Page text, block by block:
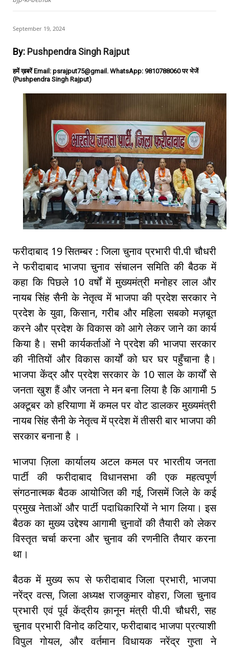
September 19, 2024
By: Pushpendra Singh Rajput
हमें ख़बरें Email: psrajput75@gmail. WhatsApp: 9810788060 पर भेजें
(Pushpendra Singh Rajput)
फरीदाबाद 19 सितम्बर : जिला चुनाव प्रभारी पी.पी चौधरी
ने फरीदाबाद भाजपा चुनाव संचालन समिति की बैठक में
कहा कि पिछले 10 वर्षों में मुख्यमंत्री मनोहर लाल और
नायब सिंह सैनी के नेतृत्व में भाजपा की प्रदेश सरकार ने
प्रदेश के युवा, किसान, गरीब और महिला सबको मज़बूत
करने और प्रदेश के विकास को आगे लेकर जाने का कार्य
किया है। सभी कार्यकर्ताओं ने प्रदेश की भाजपा सरकार
की नीतियों और विकास कार्यों को घर घर पहुँचाना है।
भाजपा केंद्र और प्रदेश सरकार के 10 साल के कार्यों से
जनता खुश हैं और जनता ने मन बना लिया है कि आगामी 5
अक्टूबर को हरियाणा में कमल पर वोट डालकर मुख्यमंत्री
नायब सिंह सैनी के नेतृत्व में प्रदेश में तीसरी बार भाजपा की
सरकार बनाना है ।
भाजपा ज़िला कार्यालय अटल कमल पर भारतीय जनता
पार्टी की फरीदाबाद विधानसभा की एक महत्वपूर्ण
संगठनात्मक बैठक आयोजित की गई, जिसमें जिले के कई
प्रमुख नेताओं और पार्टी पदाधिकारियों ने भाग लिया। इस
बैठक का मुख्य उद्देश्य आगामी चुनावों की तैयारी को लेकर
विस्तृत चर्चा करना और चुनाव की रणनीति तैयार करना
था।
बैठक में मुख्य रूप से फरीदाबाद जिला प्रभारी, भाजपा
नरेंद्र वत्स, जिला अध्यक्ष राजकुमार वोहरा, जिला चुनाव
प्रभारी एवं पूर्व केंद्रीय क़ानून मंत्री पी.पी चौधरी, सह
चुनाव प्रभारी विनोद कटियार, फरीदाबाद भाजपा प्रत्याशी
विपुल गोयल, और वर्तमान विधायक नरेंद्र गुप्ता ने